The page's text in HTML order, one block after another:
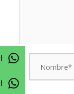
Nombre*